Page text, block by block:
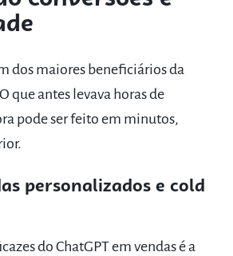
dos maiores beneficiários da
que antes levava horas de
pode ser feito em minutos,
personalizados e cold
do ChatGPT em vendas é a